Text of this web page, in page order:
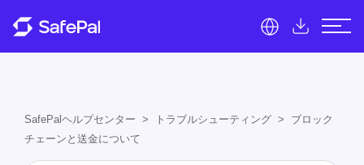
SafePalヘルプセンター トラブルシューティング
ブロック
チェーンと送金について